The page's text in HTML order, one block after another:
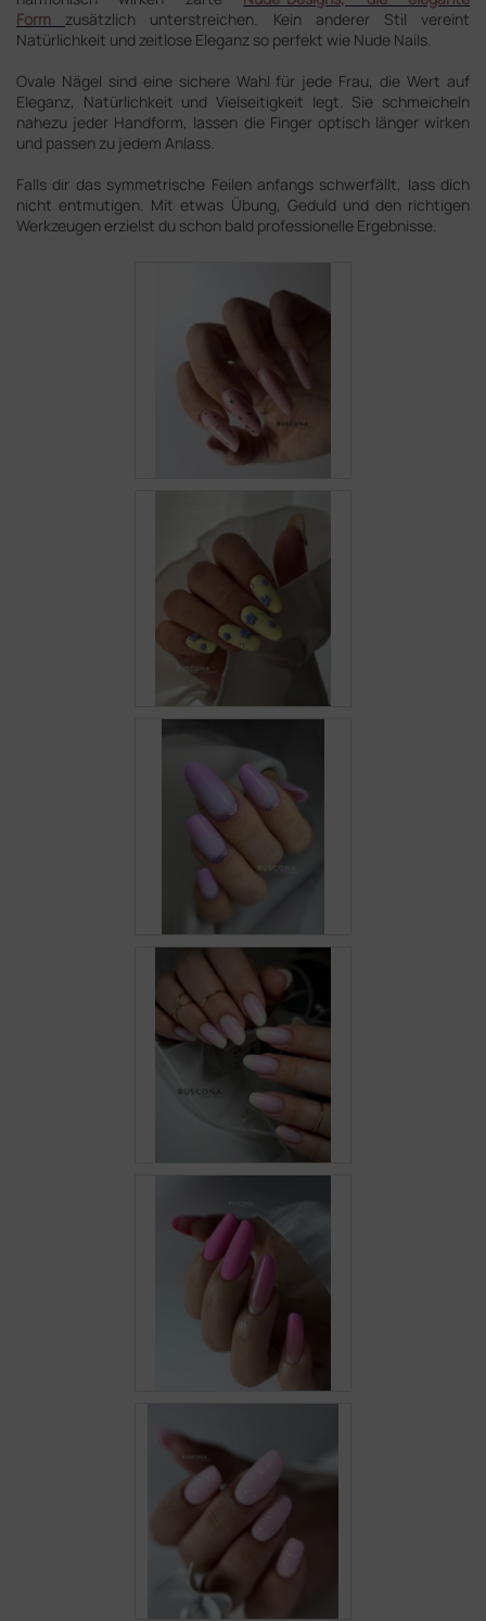
Form
zusätzlich unterstreichen. Kein anderer Stil vereint
Natürlichkeit und zeitlose Eleganz so perfekt wie Nude Nails.
Ovale Nägel sind eine sichere Wahl für jede Frau, die Wert auf
Eleganz, Natürlichkeit und Vielseitigkeit legt. Sie schmeicheln
nahezu jeder Handform, lassen die Finger optisch länger wirken
und passen zu jedem Anlass.
Falls dir das symmetrische Feilen anfangs schwerfällt, lass dich
nicht entmutigen. Mit etwas Übung, Geduld und den richtigen
Werkzeugen erzielst du schon bald professionelle Ergebnisse.